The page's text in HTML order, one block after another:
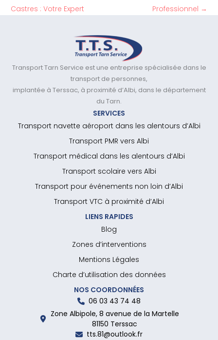
Castres : Votre Expert
Professionnel →
Transport Tarn Service est une entreprise spécialisée dans le
transport de personnes,
implantée à Terssac, à proximité d’Albi, dans le département
du Tarn.
SERVICES
Transport navette aéroport dans les alentours d’Albi
Transport PMR vers Albi
Transport médical dans les alentours d’Albi
Transport scolaire vers Albi
Transport pour événements non loin d’Albi
Transport VTC à proximité d’Albi
LIENS RAPIDES
Blog
Zones d’interventions
Mentions Légales
Charte d’utilisation des données
NOS COORDONNÉES
06 03 43 74 48
Zone Albipole, 8 avenue de la Martelle
81150 Terssac
tts.81@outlook.fr